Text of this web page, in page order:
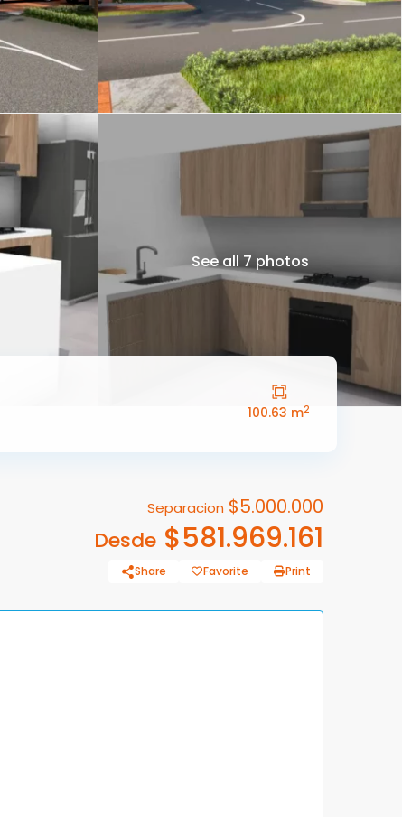
See all 7 photos
100.63 m2
Separacion $5.000.000
Desde $581.969.161
Share Favorite Print